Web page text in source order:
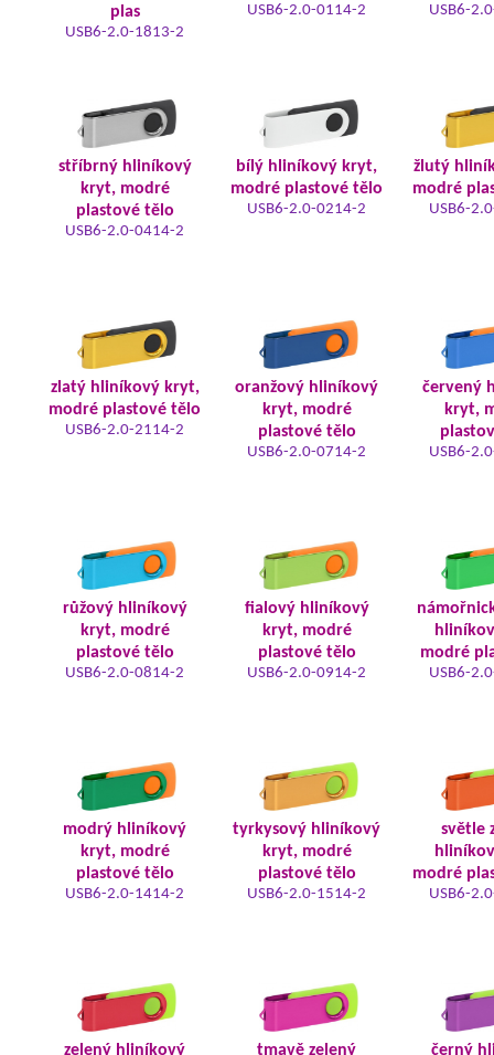
plas
USB6-2.0-1813-2
USB6-2.0-0114-2 USB6-
stříbrný hliníkový
kryt, modré
plastové tělo
USB6-2.0-0414-2
bílý hliníkový kryt,
modré plastové tělo
USB6-2.0-0214-2
žlutý
modré
USB6-
zlatý hliníkový kryt,
modré plastové tělo
USB6-2.0-2114-2
oranžový hliníkový
kryt, modré
plastové tělo
USB6-2.0-0714-2
červený
kryt,
USB6-
růžový hliníkový
kryt, modré
plastové tělo
USB6-2.0-0814-2
fialový hliníkový
kryt, modré
plastové tělo
USB6-2.0-0914-2
modré
USB6-
modrý hliníkový
kryt, modré
plastové tělo
USB6-2.0-1414-2
tyrkysový hliníkový
kryt, modré
plastové tělo
USB6-2.0-1514-2
světle
modré
USB6-
zelený hliníkový tmavě zelený černý